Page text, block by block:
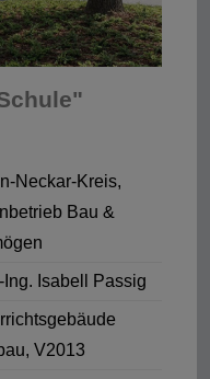
Neckar-Kreis,
Bau &
Ing. Isabell Passig
V2013